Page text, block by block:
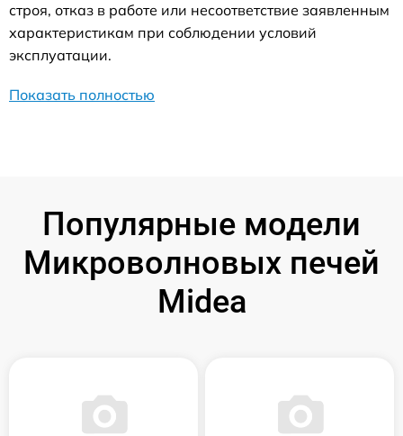
строя, отказ в работе или несоответствие заявленным
характеристикам при соблюдении условий
эксплуатации.
Показать полностью
Популярные модели
Микроволновых печей
Midea